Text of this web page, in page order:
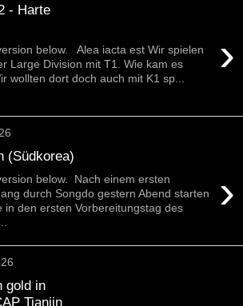
- Harte
›
below. Alea iacta est Wir spielen
Large Division mit T1. Wie kam es
wollten dort doch auch mit K1 sp...
(Südkorea)
›
below. Nach einem ersten
durch Songdo gestern Abend starten
in den ersten Vorbereitungstag des
gold in
Tianjin